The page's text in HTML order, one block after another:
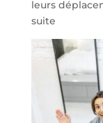
leurs
suite:
À
40
minutes
de
Namur,
Steveny